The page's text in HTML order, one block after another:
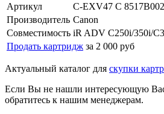
Артикул
C-EXV47 C 8517B002
Производитель Canon
Совместимость iR ADV C250i/350i/
Продать картридж за 2 000 руб
Актуальный каталог для скупки
Если Вы не нашли интересующую Вас
обратитесь к нашим менеджерам.